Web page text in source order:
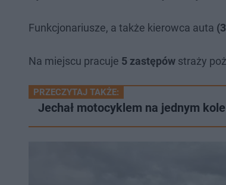
Funkcjonariusze, a także kierowca auta
Na miejscu pracuje 5 zastępów straży
PRZECZYTAJ TAKŻE:
Jechał motocyklem na jednym